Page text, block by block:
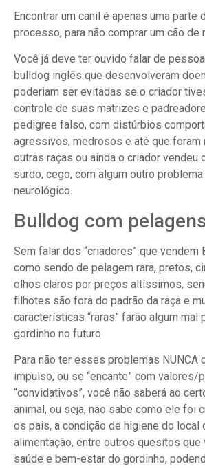
Encontrar um canil é apenas uma parte
processo, para não comprar um cão de
Você já deve ter ouvido falar de
bulldog inglês que desenvolveram
poderiam ser evitadas se o criador
controle de suas matrizes e
pedigree falso, com distúrbios
agressivos, medrosos e até que foram
outras raças ou ainda o criador vendeu
surdo, cego, com algum outro
neurológico.
Bulldog com
Sem falar dos “criadores” que vendem
como sendo de pelagem rara, pretos,
olhos claros por preços altíssimos,
filhotes são fora do padrão da raça e
características “raras” farão algum mal
gordinho no futuro.
Para não ter esses problemas NUNCA
impulso, ou se “encante” com valores/
“convidativos”, você não saberá ao
animal, ou seja, não sabe como ele foi
os pais, a condição de higiene do local
alimentação, entre outros quesitos que
saúde e bem-estar do gordinho,